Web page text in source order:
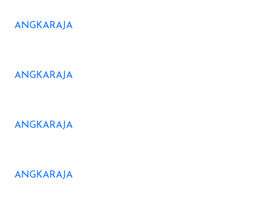
ANGKARAJA
ANGKARAJA
ANGKARAJA
ANGKARAJA